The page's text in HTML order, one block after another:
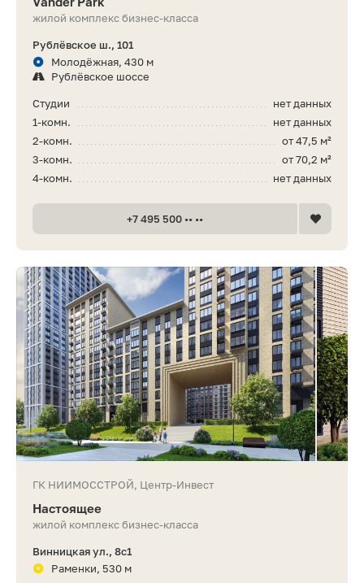
жилой комплекс бизнес-класса
Рублёвское ш., 101
Молодёжная, 430 м
Рублёвское шоссе
нет данных
Студии
нет данных
1-комн.
от 47,5 м²
2-комн.
от 70,2 м²
3-комн.
нет данных
4-комн.
+7 495 500 •• ••
ГК НИИМОССТРОЙ, Центр-Инвест
Настоящее
жилой комплекс бизнес-класса
Винницкая ул., 8с1
Раменки, 530 м